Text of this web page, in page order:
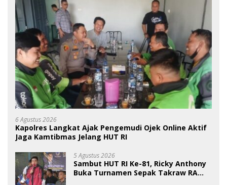
6 Agustus 2026
Kapolres Langkat Ajak Pengemudi Ojek Online Aktif
Jaga Kamtibmas Jelang HUT RI
5 Agustus 2026
Sambut HUT RI Ke-81, Ricky Anthony
Buka Turnamen Sepak Takraw RA